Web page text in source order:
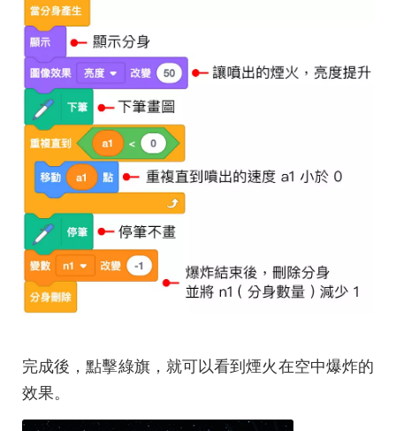
完成後，點擊綠旗，就可以看到煙火在空中爆炸的
效果。